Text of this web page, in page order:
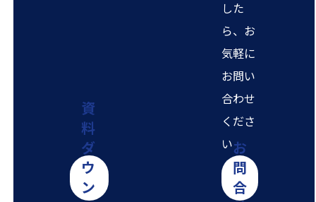
資
料
ダ
ウ
ン
した
ら、お
気軽に
お問い
合わせ
くださ
いお
問
合